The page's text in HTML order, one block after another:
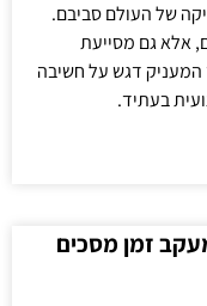
של העולם סביבם.
אלא גם מסייעת
המעניק דגש על חשיבה
בעתיד.
זמן מסכים